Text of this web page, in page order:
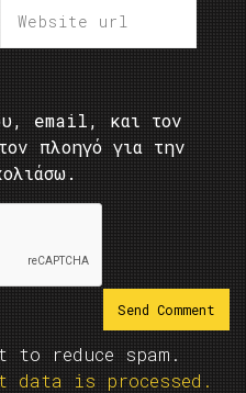
email, και τον
πλοηγό για την
to reduce spam.
data is processed.